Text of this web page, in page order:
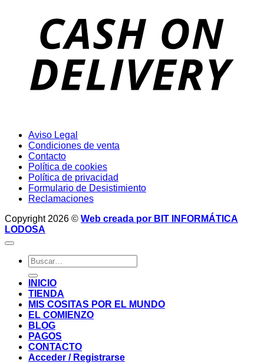
Aviso Legal
Condiciones de venta
Contacto
Política de cookies
Política de privacidad
Formulario de Desistimiento
Reclamaciones
Copyright 2026 © Web creada por BIT INFORMÁTICA
LODOSA
Buscar
por:
INICIO
TIENDA
MIS COSITAS POR EL MUNDO
EL COMIENZO
BLOG
PAGOS
CONTACTO
Acceder / Registrarse